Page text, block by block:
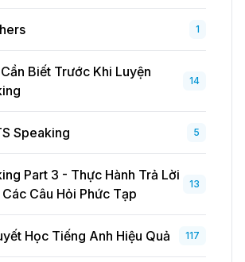
1
Biết Trước Khi Luyện
14
Speaking 5
Part 3 - Thực Hành Trả Lời
Câu Hỏi Phức Tạp
13
Học Tiếng Anh Hiệu Quả 117